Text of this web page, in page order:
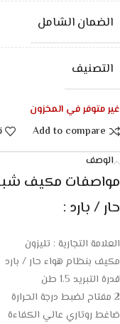
الضمان الشامل
التصنيف
غير متوفر في المخزون
Add to compare
الوصف
حار / بارد :
العلامة التجارية : تليزون
مكيف بنظام هواء حار / بارد
قدرة التبريد 1.5 طن
2 مفتاح لضبط درجة الحرارة
ضاغط روتاري عالي الكفاءة